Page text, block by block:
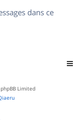
dans ce
Limited